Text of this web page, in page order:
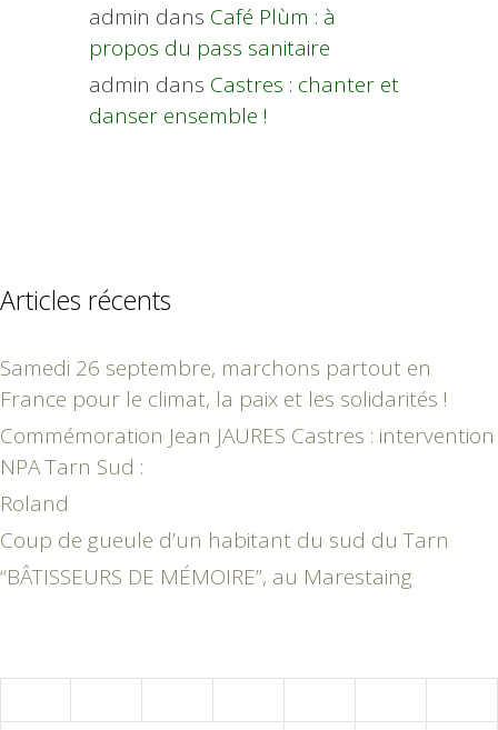
admin dans Café Plùm : à
propos du pass sanitaire
admin dans Castres : chanter et
danser ensemble !
Articles récents
Samedi 26 septembre, marchons partout en
France pour le climat, la paix et les solidarités !
Commémoration Jean JAURES Castres : intervention
NPA Tarn Sud :
Roland
Coup de gueule d’un habitant du sud du Tarn
“BÂTISSEURS DE MÉMOIRE”, au Marestaing